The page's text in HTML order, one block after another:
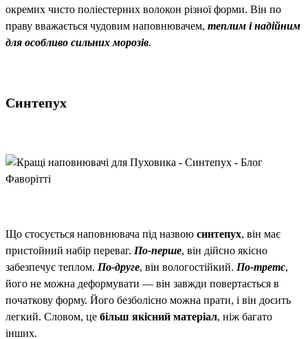
окремих чисто поліестерних волокон різної форми. Він по
праву вважається чудовим наповнювачем, теплим і надійним
для особливо сильних морозів.
Синтепух
Що стосується наповнювача під назвою синтепух, він має
пристойний набір переваг. По-перше, він дійсно якісно
забезпечує теплом. По-друге, він вологостійкий. По-третє,
його не можна деформувати — він завжди повертається в
початкову форму. Його безболісно можна прати, і він досить
легкий. Словом, це більш якісний матеріал, ніж багато
інших.